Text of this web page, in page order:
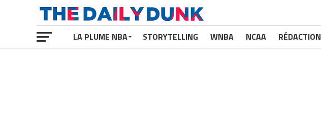
LA PLUME NBA STORYTELLING WNBA NCAA RÉDACTION